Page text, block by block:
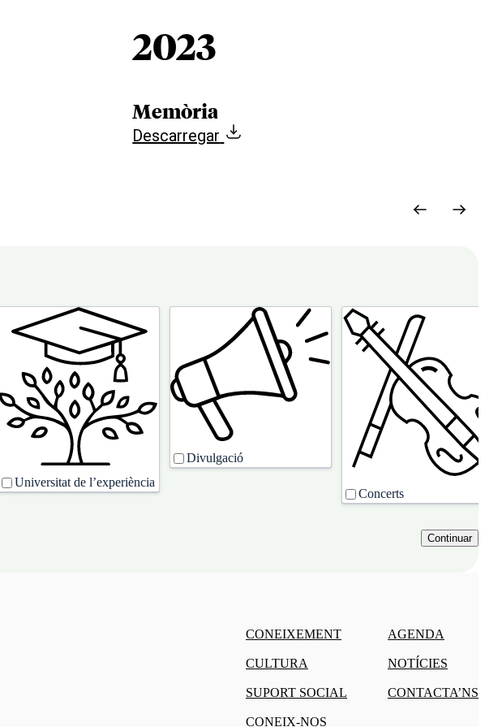
2023
Memòria
Descarregar
Universitat de l’experiència
Divulgació
Concerts
CONEIXEMENT
CULTURA
SUPORT SOCIAL
CONEIX-NOS
AGENDA
NOTÍCIES
CONTACTA’NS